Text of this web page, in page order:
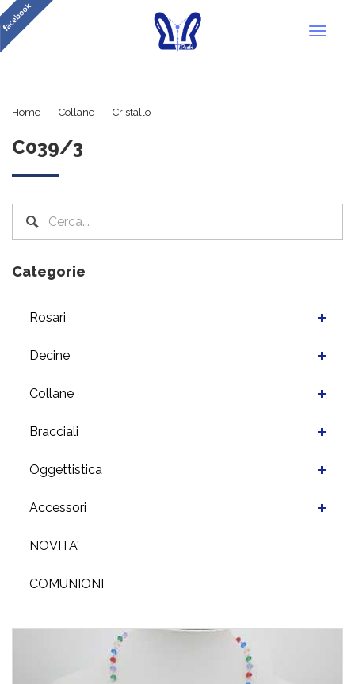
Home Collane Cristallo
C039/3
Categorie
Rosari
Decine
Collane
Bracciali
Oggettistica
Accessori
NOVITA'
COMUNIONI